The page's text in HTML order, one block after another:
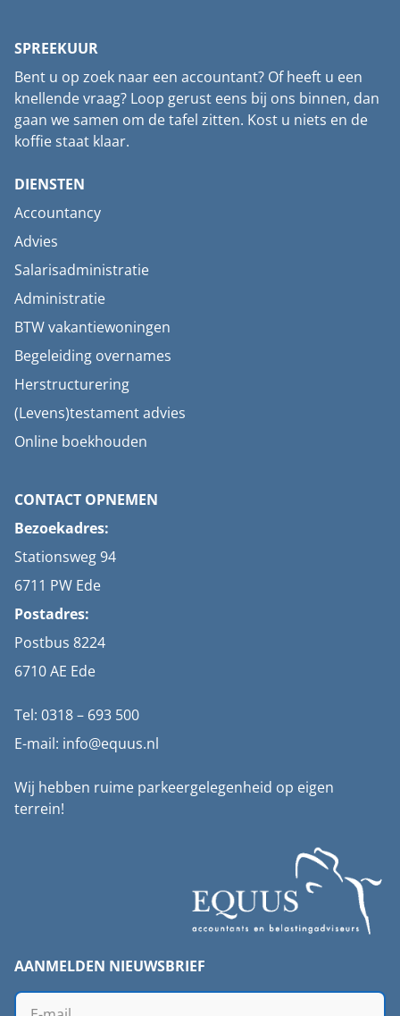
SPREEKUUR
Bent u op zoek naar een accountant? Of heeft u een
knellende vraag? Loop gerust eens bij ons binnen, dan
gaan we samen om de tafel zitten. Kost u niets en de
koffie staat klaar.
DIENSTEN
Accountancy
Advies
Salarisadministratie
Administratie
BTW vakantiewoningen
Begeleiding overnames
Herstructurering
(Levens)testament advies
Online boekhouden
CONTACT OPNEMEN
Bezoekadres:
Stationsweg 94
6711 PW Ede
Postadres:
Postbus 8224
6710 AE Ede
Tel: 0318 – 693 500
E-mail: info@equus.nl
Wij hebben ruime parkeergelegenheid op eigen
terrein!
AANMELDEN NIEUWSBRIEF